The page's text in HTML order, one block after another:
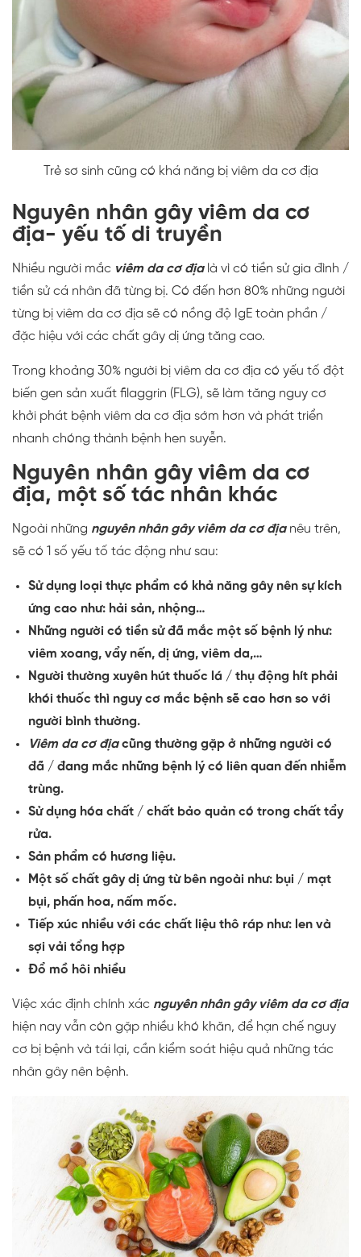
Trẻ sơ sinh cũng có khá năng bị viêm da cơ địa
Nguyên nhân gây viêm da cơ
địa- yếu tố di truyền
Nhiều người mắc viêm da cơ địalà vì có tiền sử gia đình /
tiền sử cá nhân đã từng bị. Có đến hơn 80% những người
từng bị viêm da cơ địa sẽ có nồng độ IgE toàn phần /
đặc hiệu với các chất gây dị ứng tăng cao.
Trong khoảng 30% người bị viêm da cơ địa có yếu tố đột
biến gen sản xuất filaggrin (FLG), sẽ làm tăng nguy cơ
khởi phát bệnh viêm da cơ địa sớm hơn và phát triển
nhanh chóng thành bệnh hen suyễn.
Nguyên nhân gây viêm da cơ
địa, một số tác nhân khác
Ngoài những nguyên nhân gây viêm da cơ địanêu trên,
sẽ có 1 số yếu tố tác động như sau:
Sử dụng loại thực phẩm có khả năng gây nên sự kích
ứng cao như: hải sản, nhộng…
Những người có tiền sử đã mắc một số bệnh lý như:
viêm xoang, vẩy nến, dị ứng, viêm da,…
Người thường xuyên hút thuốc lá / thụ động hít phải
khói thuốc thì nguy cơ mắc bệnh sẽ cao hơn so với
người bình thường.
Viêm da cơ địacũng thường gặp ở những người có
đã / đang mắc những bệnh lý có liên quan đến nhiễm
trùng.
Sử dụng hóa chất / chất bảo quản có trong chất tẩy
rửa.
Sản phẩm có hương liệu.
Một số chất gây dị ứng từ bên ngoài như: bụi / mạt
bụi, phấn hoa, nấm mốc.
Tiếp xúc nhiều với các chất liệu thô ráp như: len và
sợi vải tổng hợp
Đổ mồ hôi nhiều
Việc xác định chính xác nguyên nhân gây viêm da cơ địa
hiện nay vẫn còn gặp nhiều khó khăn, để hạn chế nguy
cơ bị bệnh và tái lại, cần kiểm soát hiệu quả những tác
nhân gây nên bệnh.